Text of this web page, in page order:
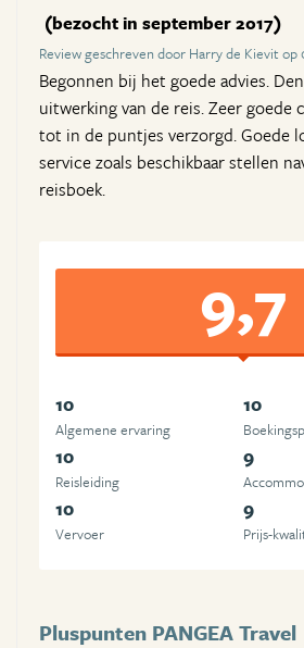
(bezocht in september 2017)
Review geschreven door Harry de Kievit op
Begonnen bij het goede advies.
uitwerking van de reis. Zeer goede
tot in de puntjes verzorgd. Goede
service zoals beschikbaar stellen
reisboek.
9,7
10
Algemene ervaring
10
10
Reisleiding
9
10
Vervoer
9
Prijs-
Pluspunten PANGEA Travel